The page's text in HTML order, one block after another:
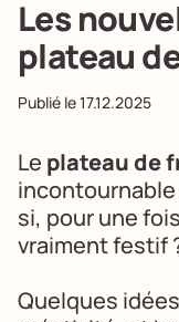
Les
plateau
Publié le17.12.2025
Le plateau de
si, pour une
vraiment festif
Quelques